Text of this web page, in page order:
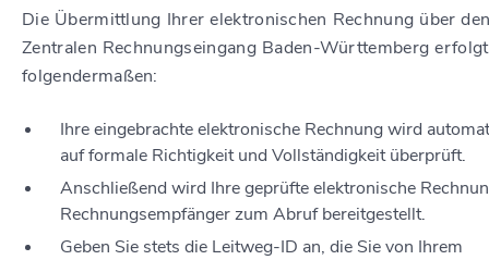
Die Übermittlung Ihrer elektronischen Rechnung über
Zentralen Rechnungseingang Baden-Württemberg erfolgt
folgendermaßen:
Ihre eingebrachte elektronische Rechnung wird
auf formale Richtigkeit und Vollständigkeit überprüft.
Anschließend wird Ihre geprüfte elektronische
Rechnungsempfänger zum Abruf bereitgestellt.
Geben Sie stets die Leitweg-ID an, die Sie von Ihrem